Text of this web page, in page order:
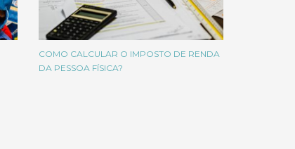
COMO CALCULAR O IMPOSTO DE RENDA
DA PESSOA FÍSICA?